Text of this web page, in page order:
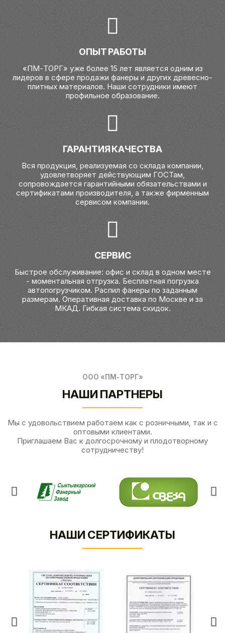
ОПЫТ РАБОТЫ
«ПМ-ТОРГ» уже более 15 лет является одним из
лидеров в сфере продажи фанеры и других древесно-
плитных материалов. Наши сотрудники имеют
профильное образование.
ГАРАНТИЯ КАЧЕСТВА
Вся продукция, реализуемая со склада компании,
удовлетворяет действующим ГОСТам,
сопровождается гарантийными обязательствами и
сертификатами производителя, а также фирменным
сервисом компании.
СЕРВИС
Быстрое обслуживание: офис и склад в одном месте
- моментальная отгрузка. Бесплатная погрузка
автопогрузчиком. Распил фанеры по заданным
размерам. Оперативная доставка по Москве и за
МКАД. Гибкая система скидок.
ООО «ПМ-ТОРГ»
НАШИ ПАРТНЕРЫ
Мы с удовольствием работаем как с розничными, так и с
оптовыми клиентами.
Приглашаем Вас к долгосрочному и плодотворному
сотрудничеству!
НАШИ СЕРТИФИКАТЫ